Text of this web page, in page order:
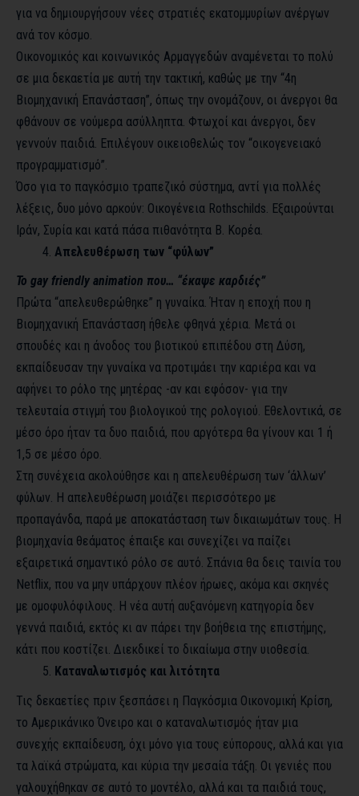
για να δημιουργήσουν νέες στρατιές εκατομμυρίων ανέργων
ανά τον κόσμο.
Οικονομικός και κοινωνικός Αρμαγγεδών αναμένεται το πολύ
σε μια δεκαετία με αυτή την τακτική, καθώς με την “4η
Βιομηχανική Επανάσταση”, όπως την ονομάζουν, οι άνεργοι θα
φθάνουν σε νούμερα ασύλληπτα. Φτωχοί και άνεργοι, δεν
γεννούν παιδιά. Επιλέγουν οικειοθελώς τον “οικογενειακό
προγραμματισμό”.
Όσο για το παγκόσμιο τραπεζικό σύστημα, αντί για πολλές
λέξεις, δυο μόνο αρκούν: Οικογένεια Rothschilds. Εξαιρούνται
Ιράν, Συρία και κατά πάσα πιθανότητα Β. Κορέα.
Απελευθέρωση των “φύλων”
Το gay friendly animation που… “έκαψε καρδιές”
Πρώτα “απελευθερώθηκε” η γυναίκα. Ήταν η εποχή που η
Βιομηχανική Επανάσταση ήθελε φθηνά χέρια. Μετά οι
σπουδές και η άνοδος του βιοτικού επιπέδου στη Δύση,
εκπαίδευσαν την γυναίκα να προτιμάει την καριέρα και να
αφήνει το ρόλο της μητέρας -αν και εφόσον- για την
τελευταία στιγμή του βιολογικού της ρολογιού. Εθελοντικά, σε
μέσο όρο ήταν τα δυο παιδιά, που αργότερα θα γίνουν και 1 ή
1,5 σε μέσο όρο.
Στη συνέχεια ακολούθησε και η απελευθέρωση των ‘άλλων’
φύλων. Η απελευθέρωση μοιάζει περισσότερο με
προπαγάνδα, παρά με αποκατάσταση των δικαιωμάτων τους. Η
βιομηχανία θεάματος έπαιξε και συνεχίζει να παίζει
εξαιρετικά σημαντικό ρόλο σε αυτό. Σπάνια θα δεις ταινία του
Netflix, που να μην υπάρχουν πλέον ήρωες, ακόμα και σκηνές
με ομοφυλόφιλους. Η νέα αυτή αυξανόμενη κατηγορία δεν
γεννά παιδιά, εκτός κι αν πάρει την βοήθεια της επιστήμης,
κάτι που κοστίζει. Διεκδικεί το δικαίωμα στην υιοθεσία.
Καταναλωτισμός και λιτότητα
Τις δεκαετίες πριν ξεσπάσει η Παγκόσμια Οικονομική Κρίση,
το Αμερικάνικο Όνειρο και ο καταναλωτισμός ήταν μια
συνεχής εκπαίδευση, όχι μόνο για τους εύπορους, αλλά και για
τα λαϊκά στρώματα, και κύρια την μεσαία τάξη. Οι γενιές που
γαλουχήθηκαν σε αυτό το μοντέλο, αλλά και τα παιδιά τους,